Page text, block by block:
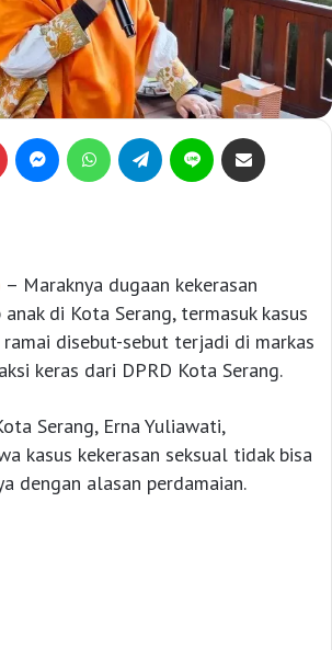
– Maraknya dugaan kekerasan
di Kota Serang, termasuk kasus
disebut-sebut terjadi di markas
keras dari DPRD Kota Serang.
Serang, Erna Yuliawati,
kasus kekerasan seksual tidak bisa
dengan alasan perdamaian.